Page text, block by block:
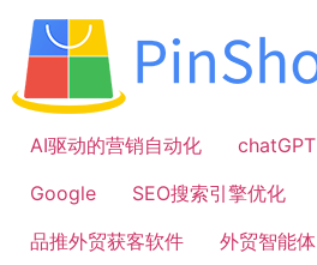
容
AI驱动的营销自动化
chatGPT
Google
SEO搜索引擎优化
品推外贸获客软件
外贸智能体